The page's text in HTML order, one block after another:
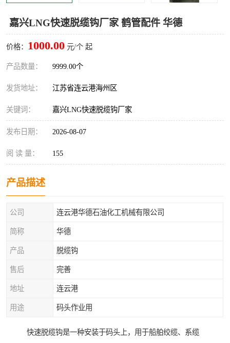
嘉兴LNG快速脱缆钩厂家 鹤管配件 华德
价格： 1000.00 元/个 起
产品数量： 9999.00个
发货地址： 江苏省连云港海州区
关键词： 嘉兴LNG快速脱缆钩厂家
发布日期： 2026-08-07
阅 读 量： 155
产品描述
公司 连云港华德石油化工机械有限公司
简称 华德
产品 脱缆钩
售后 完善
地址 连云港
用途 码头作业用
快速脱缆钩是一种安装于码头上，用于船舶绞缆、系缆